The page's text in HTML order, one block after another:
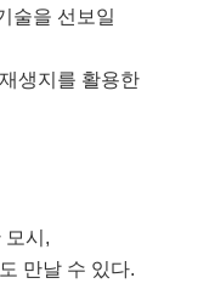
술을 선보일
생지를 활용한
모시,
만날 수 있다.